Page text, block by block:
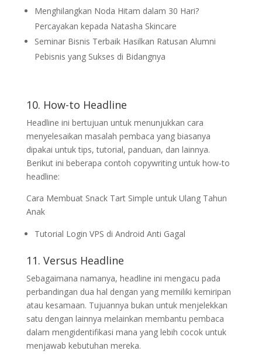
Menghilangkan Noda Hitam dalam 30 Hari?
Percayakan kepada Natasha Skincare
Seminar Bisnis Terbaik Hasilkan Ratusan Alumni
Pebisnis yang Sukses di Bidangnya
10. How-to Headline
Headline ini bertujuan untuk menunjukkan cara
menyelesaikan masalah pembaca yang biasanya
dipakai untuk tips, tutorial, panduan, dan lainnya.
Berikut ini beberapa contoh copywriting untuk how-to
headline:
Cara Membuat Snack Tart Simple untuk Ulang Tahun
Anak
Tutorial Login VPS di Android Anti Gagal
11. Versus Headline
Sebagaimana namanya, headline ini mengacu pada
perbandingan dua hal dengan yang memiliki kemiripan
atau kesamaan. Tujuannya bukan untuk menjelekkan
satu dengan lainnya melainkan membantu pembaca
dalam mengidentifikasi mana yang lebih cocok untuk
menjawab kebutuhan mereka.